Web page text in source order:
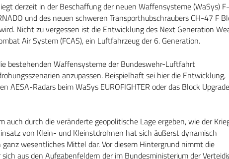
derzeit in der Beschaffung der neuen Waffensysteme (WaSys)
und des neuen schweren Transporthubschraubers CH-47 F
Nicht zu vergessen ist die Entwicklung des Next Generation
Air System (FCAS), ein Luftfahrzeug der 6. Generation.
bestehenden Waffensysteme der Bundeswehr-Luftfahrt
anzupassen. Beispielhaft sei hier die Entwicklung,
AESA-Radars beim WaSys EUROFIGHTER oder das Block
auch durch die veränderte geopolitische Lage ergeben, wie der
von Klein- und Kleinstdrohnen hat sich äußerst dynamisch
wesentliches Mittel dar. Vor diesem Hintergrund nimmt die
aus den Aufgabenfeldern der im Bundesministerium der